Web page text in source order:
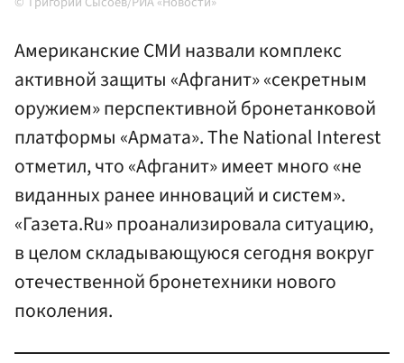
Американские СМИ назвали комплекс
активной защиты «Афганит» «секретным
оружием» перспективной бронетанковой
платформы «Армата». The National Interest
отметил, что «Афганит» имеет много «не
виданных ранее инноваций и систем».
«Газета.Ru» проанализировала ситуацию,
в целом складывающуюся сегодня вокруг
отечественной бронетехники нового
поколения.